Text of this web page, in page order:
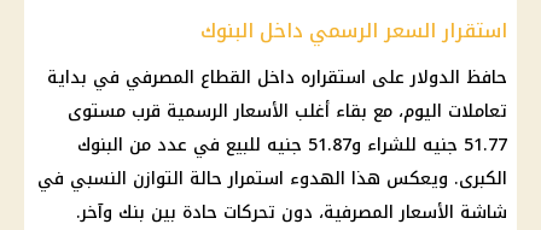
استقرار السعر الرسمي داخل البنوك
حافظ الدولار على استقراره داخل القطاع المصرفي في بداية
تعاملات اليوم، مع بقاء أغلب الأسعار الرسمية قرب مستوى
51.77 جنيه للشراء و51.87 جنيه للبيع في عدد من البنوك
الكبرى. ويعكس هذا الهدوء استمرار حالة التوازن النسبي في
شاشة الأسعار المصرفية، دون تحركات حادة بين بنك وآخر.